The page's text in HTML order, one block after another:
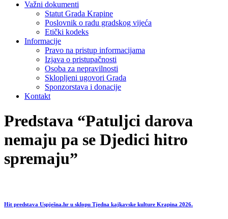
Važni dokumenti
Statut Grada Krapine
Poslovnik o radu gradskog vijeća
Etički kodeks
Informacije
Pravo na pristup informacijama
Izjava o pristupačnosti
Osoba za nepravilnosti
Sklopljeni ugovori Grada
Sponzorstava i donacije
Kontakt
Predstava “Patuljci darova
nemaju pa se Djedici hitro
spremaju”
Hit predstava Uspješna.hr u sklopu Tjedna kajkavske kulture Krapina 2026.